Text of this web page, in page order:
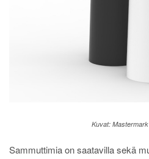
Kuvat:
Sammuttimia on saatavilla sekä